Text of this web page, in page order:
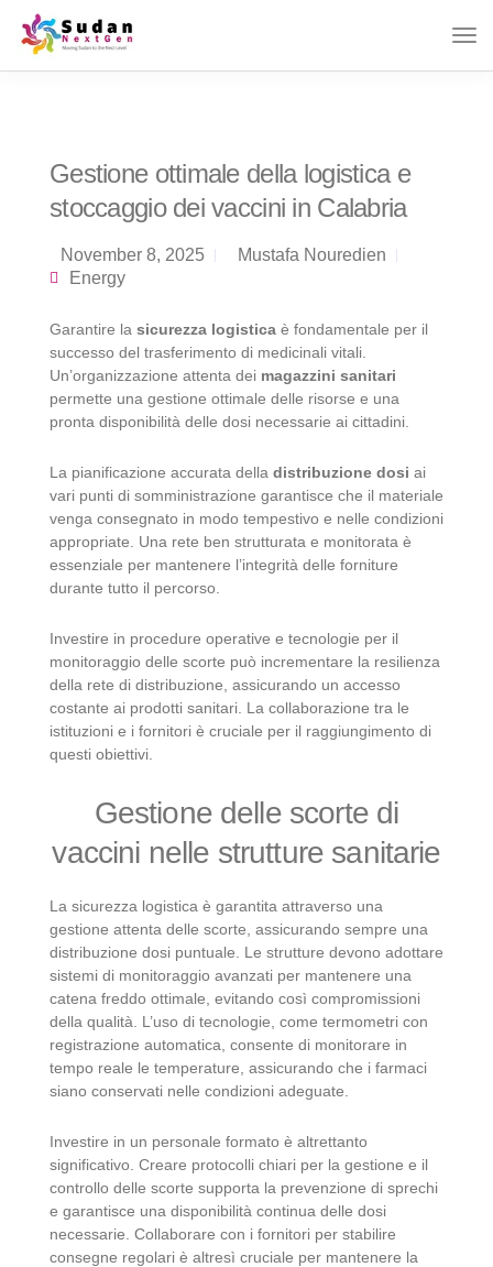
Gestione ottimale della logistica e
stoccaggio dei vaccini in Calabria
November 8, 2025
Mustafa Nouredien
Energy
Garantire la sicurezza logistica è fondamentale per il
successo del trasferimento di medicinali vitali.
Un’organizzazione attenta dei magazzini sanitari
permette una gestione ottimale delle risorse e una
pronta disponibilità delle dosi necessarie ai cittadini.
La pianificazione accurata della distribuzione dosi ai
vari punti di somministrazione garantisce che il materiale
venga consegnato in modo tempestivo e nelle condizioni
appropriate. Una rete ben strutturata e monitorata è
essenziale per mantenere l’integrità delle forniture
durante tutto il percorso.
Investire in procedure operative e tecnologie per il
monitoraggio delle scorte può incrementare la resilienza
della rete di distribuzione, assicurando un accesso
costante ai prodotti sanitari. La collaborazione tra le
istituzioni e i fornitori è cruciale per il raggiungimento di
questi obiettivi.
Gestione delle scorte di
vaccini nelle strutture sanitarie
La sicurezza logistica è garantita attraverso una
gestione attenta delle scorte, assicurando sempre una
distribuzione dosi puntuale. Le strutture devono adottare
sistemi di monitoraggio avanzati per mantenere una
catena freddo ottimale, evitando così compromissioni
della qualità. L’uso di tecnologie, come termometri con
registrazione automatica, consente di monitorare in
tempo reale le temperature, assicurando che i farmaci
siano conservati nelle condizioni adeguate.
Investire in un personale formato è altrettanto
significativo. Creare protocolli chiari per la gestione e il
controllo delle scorte supporta la prevenzione di sprechi
e garantisce una disponibilità continua delle dosi
necessarie. Collaborare con i fornitori per stabilire
consegne regolari è altresì cruciale per mantenere la